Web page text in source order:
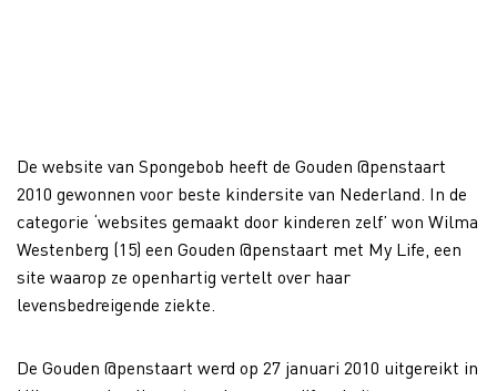
De website van Spongebob heeft de Gouden @penstaart
2010 gewonnen voor beste kindersite van Nederland. In de
categorie ‘websites gemaakt door kinderen zelf’ won Wilma
Westenberg (15) een Gouden @penstaart met My Life, een
site waarop ze openhartig vertelt over haar
levensbedreigende ziekte.
De Gouden @penstaart werd op 27 januari 2010 uitgereikt in